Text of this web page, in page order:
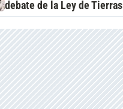
debate de la Ley de Tierras